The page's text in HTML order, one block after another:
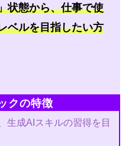
状態から、仕事で使
ベルを目指したい方
クの特徴
生成AIスキルの習得を目